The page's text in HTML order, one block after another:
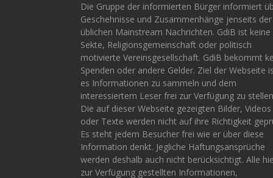
Die Gruppe der informierten Bürger informiert
Geschehnisse und Zusammenhänge jenseits der
üblichen Mainstream Nachrichten. GdiB ist keine
Sekte, Religionsgemeinschaft oder politisch
motivierte Vereinsgesellschaft. GdiB bekommt
Spenden oder andere Gelder. Ziel der Webseite
es Informationen zu sammeln und dem
interessiertem Leser frei zur Verfügung zu
Die auf dieser Webseite gezeigten Bilder, Videos
oder Texte werden nicht auf ihre Richtigkeit
Es steht jedem Besucher frei wie er über diese
Information denkt. Jegliche Haftungsansprüche
werden deshalb auch nicht berücksichtigt. Alle
zur Verfügung gestellten Informationen,